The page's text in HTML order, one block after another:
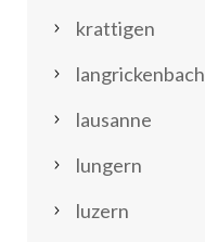
krattigen
langrickenbach
lausanne
lungern
luzern